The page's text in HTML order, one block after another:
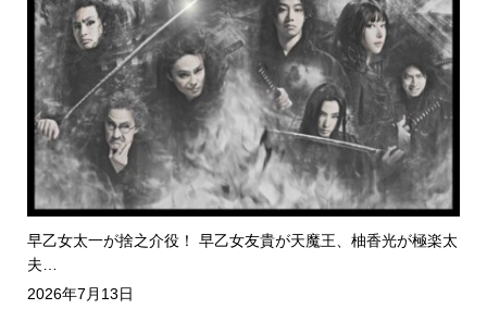
早乙女太一が捨之介役！ 早乙女友貴が天魔王、柚香光が極楽太
夫…
2026年7月13日